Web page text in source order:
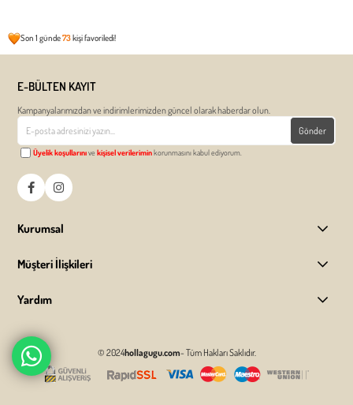
Son 1 günde73kişi favoriledi!
E-BÜLTEN KAYIT
Kampanyalarımızdan ve indirimlerimizden güncel olarak haberdar olun.
Gönder
Üyelik koşullarınıvekişisel verileriminkorunmasını kabul ediyorum.
Kurumsal
Müşteri İlişkileri
Yardım
© 2024hollagugu.com- Tüm Hakları Saklıdır.